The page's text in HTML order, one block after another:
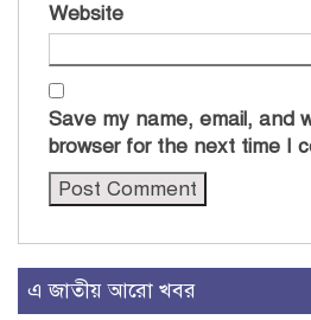
Website
Save my name, email, and
browser for the next time I
এ জাতীয় আরো খবর